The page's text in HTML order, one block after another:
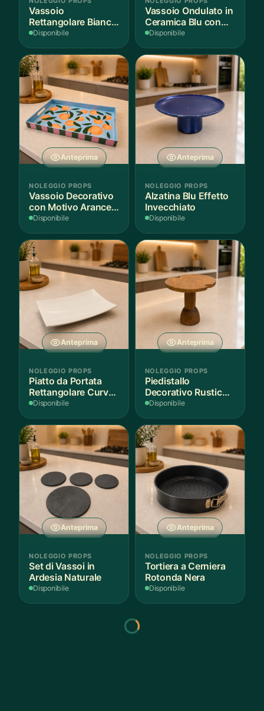
Vassoio
Rettangolare Bianco
per Scenografie
Disponibile
Vassoio Ondulato in
Ceramica Blu con
Bordo Dorato
Disponibile
Anteprima
NOLEGGIO PROPS
Vassoio Decorativo
con Motivo Arance e
Foglie
Disponibile
Anteprima
NOLEGGIO PROPS
Alzatina Blu Effetto
Invecchiato
Disponibile
Anteprima
NOLEGGIO PROPS
Piatto da Portata
Rettangolare Curvo
Bianco
Disponibile
Anteprima
NOLEGGIO PROPS
Piedistallo
Decorativo Rustico
in Legno
Disponibile
Anteprima
NOLEGGIO PROPS
Set di Vassoi in
Ardesia Naturale
Disponibile
Anteprima
NOLEGGIO PROPS
Tortiera a Cerniera
Rotonda Nera
Disponibile